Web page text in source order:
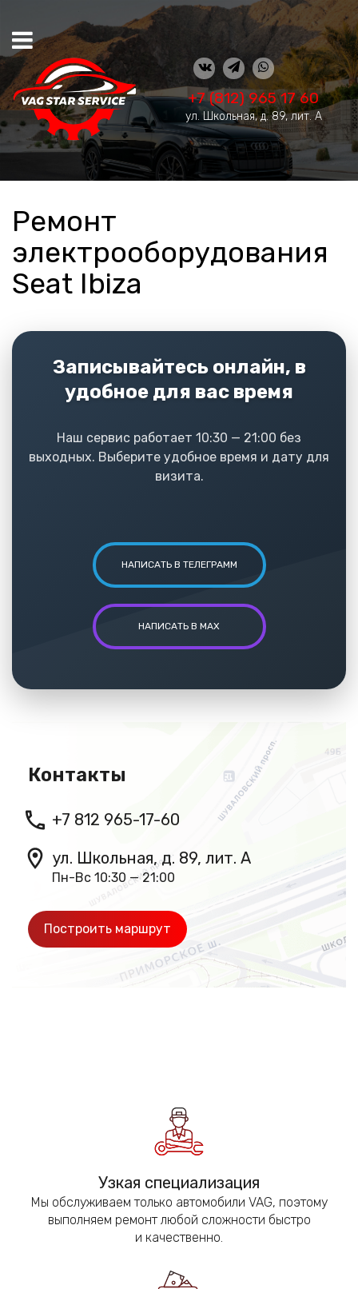
+7 (812) 965 17 60
ул. Школьная, д. 89, лит. А
Ремонт
электрооборудования
Seat Ibiza
Записывайтесь онлайн, в
удобное для вас время
Наш сервис работает 10:30 — 21:00 без
выходных. Выберите удобное время и дату для
визита.
НАПИСАТЬ В ТЕЛЕГРАММ
НАПИСАТЬ В MAX
Контакты
+7 812 965-17-60
ул. Школьная, д. 89, лит. А
Пн-Вс 10:30 — 21:00
Построить маршрут
Узкая специализация
Мы обслуживаем только автомобили VAG, поэтому
выполняем ремонт любой сложности быстро
и качественно.